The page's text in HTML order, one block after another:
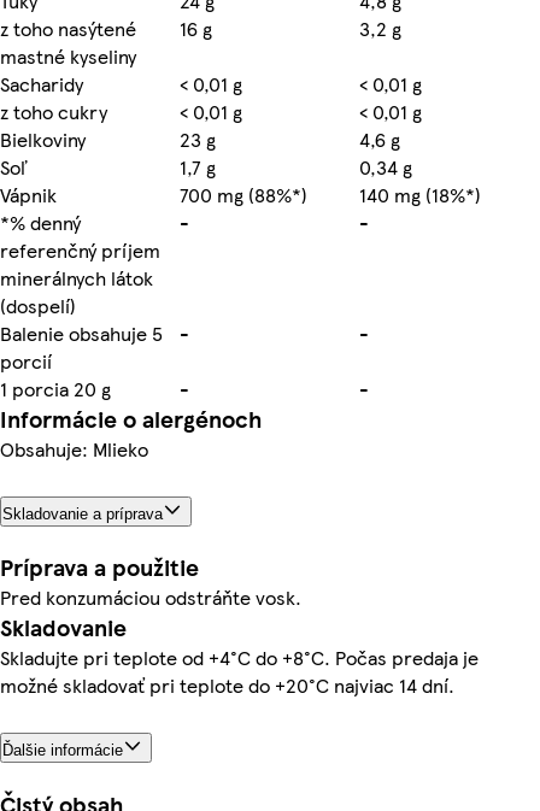
z toho nasýtené
mastné kyseliny
16 g
3,2 g
Sacharidy
< 0,01 g
< 0,01 g
z toho cukry
< 0,01 g
< 0,01 g
Bielkoviny
23 g
4,6 g
Soľ
1,7 g
0,34 g
Vápnik
700 mg (88%*)
140 mg (18%*)
*% denný
referenčný príjem
minerálnych látok
(dospelí)
- -
Balenie obsahuje 5
porcií
-
-
1 porcia 20 g
- -
Informácie o alergénoch
Obsahuje: Mlieko
Skladovanie a príprava
Príprava a použitie
Pred konzumáciou odstráňte vosk.
Skladovanie
Skladujte pri teplote od +4°C do +8°C. Počas predaja je
možné skladovať pri teplote do +20°C najviac 14 dní.
Ďalšie informácie